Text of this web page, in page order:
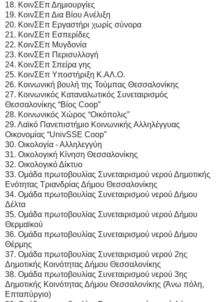
18. ΚοινΣΕπ Δημιουργίες
19. ΚοινΣΕπ Δια Βίου Ανέλιξη
20. ΚοινΣΕπ Εργαστήρι χωρίς σύνορα
21. ΚοινΣΕπ Εσπερίδες
22. ΚοινΣΕπ Μυγδονία
23. ΚοινΣΕπ Περισυλλογή
24. ΚοινΣΕπ Σπείρα γης
25. ΚοινΣΕπ Υποστήριξη Κ.ΑΛ.Ο.
26. Κοινωνική βουλή της Τούμπας Θεσσαλονίκης
27. Κοινωνικός Καταναλωτικός Συνεταιρισμός
Θεσσαλονίκης “Βίος Coop”
28. Κοινωνικός Χώρος “Οικόπολις”
29. Λαϊκό Πανεπιστήμιο Κοινωνικής Αλληλέγγυας
Οικονομίας “UnivSSE Coop”
30. Οικολογία - Αλληλεγγύη
31. Οικολογική Κίνηση Θεσσαλονίκης
32. Οικολογικό Δίκτυο
33. Ομάδα πρωτοβουλίας Συνεταιρισμού νερού Δημοτικής
Ενότητας Τριανδρίας Δήμου Θεσσαλονίκης
34. Ομάδα πρωτοβουλίας Συνεταιρισμού νερού Δήμου
Δέλτα
35. Ομάδα πρωτοβουλίας Συνεταιρισμού νερού Δήμου
Θερμαϊκού
36. Ομάδα πρωτοβουλίας Συνεταιρισμού νερού Δήμου
Θέρμης
37. Ομάδα πρωτοβουλίας Συνεταιρισμού νερού 2ης
Δημοτικής Κοινότητας Δήμου Θεσσαλονίκης
38. Ομάδα πρωτοβουλίας Συνεταιρισμού νερού 3ης
Δημοτικής Κοινότητας Δήμου Θεσσαλονίκης (Άνω πόλη,
Επταπύργιο)